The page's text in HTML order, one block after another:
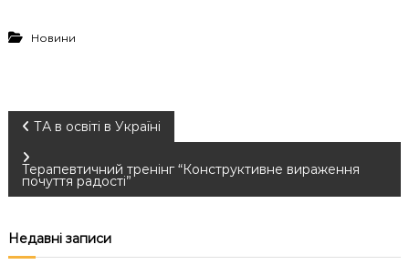
Новини
Н
а
і
ТА в освіті в Україні
Терапевтичний тренінг “Конструктивне вираження
почуття радості”
Недавні записи